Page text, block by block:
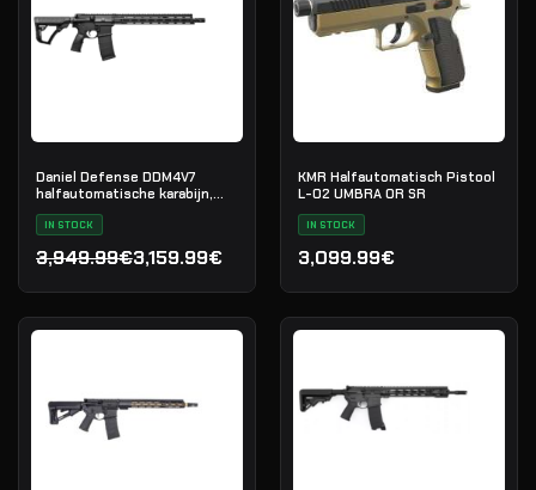
Daniel Defense DDM4V7
halfautomatische karabijn,
.223 Rem
IN STOCK
3,949.99€
Oorspronkelijke prijs was: 3,949.99€.
3,159.99€
Huidige prijs is: 3,159.99€.
KMR Halfautomatisch Pistool
L-02 UMBRA OR SR
IN STOCK
3,099.99€